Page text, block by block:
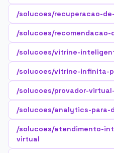
/solucoes/recuperacao-
/solucoes/
/solucoes/vitrine-
/solucoes/vitrine-infinita-
/solucoes/provador-
/solucoes/analytics-para-
/solucoes/atendimento-
virtual